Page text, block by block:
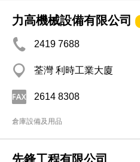
力高機械設備有限公司
2419 7688
荃灣 利時工業大廈
2614 8308
倉庫設備及用品
先鋒工程有限公司